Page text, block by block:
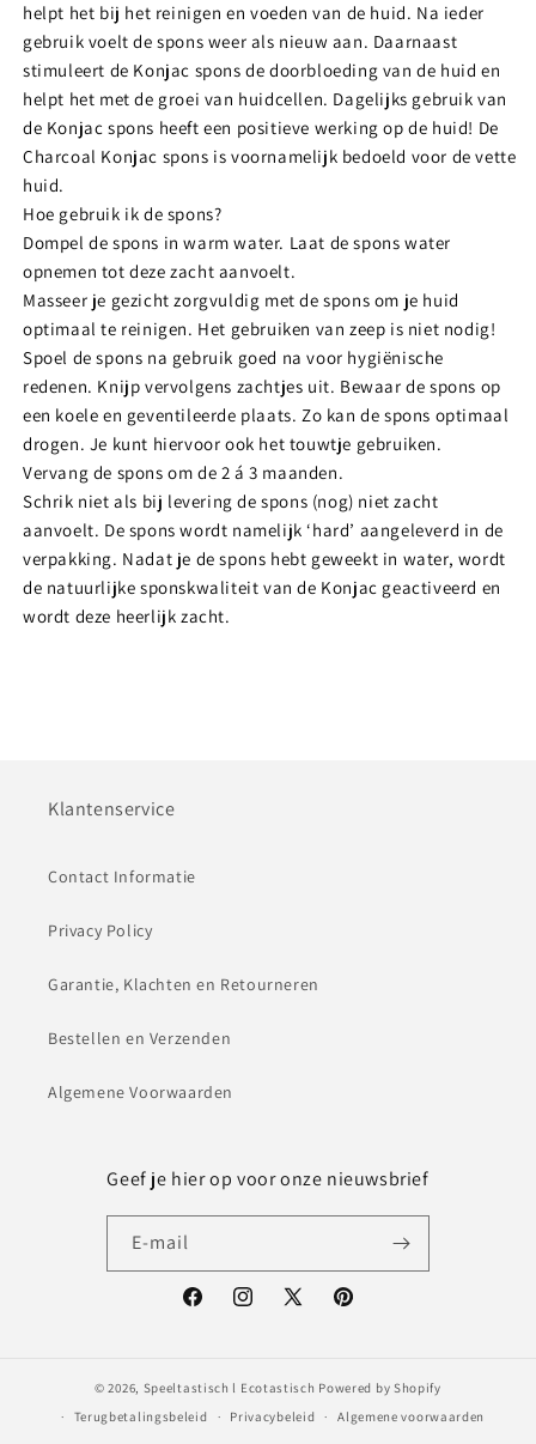
helpt het bij het reinigen en voeden van de huid. Na ieder
gebruik voelt de spons weer als nieuw aan. Daarnaast
stimuleert de Konjac spons de doorbloeding van de huid en
helpt het met de groei van huidcellen. Dagelijks gebruik van
de Konjac spons heeft een positieve werking op de huid! De
Charcoal Konjac spons is voornamelijk bedoeld voor de vette
huid.
Hoe gebruik ik de spons?
Dompel de spons in warm water. Laat de spons water
opnemen tot deze zacht aanvoelt.
Masseer je gezicht zorgvuldig met de spons om je huid
optimaal te reinigen. Het gebruiken van zeep is niet nodig!
Spoel de spons na gebruik goed na voor hygiënische
redenen. Knijp vervolgens zachtjes uit. Bewaar de spons op
een koele en geventileerde plaats. Zo kan de spons optimaal
drogen. Je kunt hiervoor ook het touwtje gebruiken.
Vervang de spons om de 2 á 3 maanden.
Schrik niet als bij levering de spons (nog) niet zacht
aanvoelt. De spons wordt namelijk ‘hard’ aangeleverd in de
verpakking. Nadat je de spons hebt geweekt in water, wordt
de natuurlijke sponskwaliteit van de Konjac geactiveerd en
wordt deze heerlijk zacht.
Klantenservice
Contact Informatie
Privacy Policy
Garantie, Klachten en Retourneren
Bestellen en Verzenden
Algemene Voorwaarden
Geef je hier op voor onze nieuwsbrief
E‑mail
FacebookInstagram
X
Pinterest
© 2026, Speeltastisch l Ecotastisch Powered by Shopify
Terugbetalingsbeleid
Privacybeleid Algemene voorwaarden